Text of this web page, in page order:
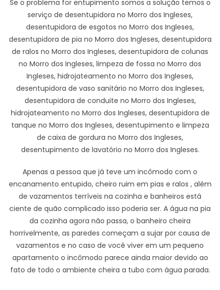
Se o problema for entupimento somos a solução temos o
serviço de desentupidora no Morro dos Ingleses,
desentupidora de esgotos no Morro dos Ingleses,
desentupidora de pia no Morro dos Ingleses, desentupidora
de ralos no Morro dos Ingleses, desentupidora de colunas
no Morro dos Ingleses, limpeza de fossa no Morro dos
Ingleses, hidrojateamento no Morro dos Ingleses,
desentupidora de vaso sanitário no Morro dos Ingleses,
desentupidora de conduite no Morro dos Ingleses,
hidrojateamento no Morro dos Ingleses, desentupidora de
tanque no Morro dos Ingleses, desentupimento e limpeza
de caixa de gordura no Morro dos Ingleses,
desentupimento de lavatório no Morro dos Ingleses.
Apenas a pessoa que já teve um incômodo com o
encanamento entupido, cheiro ruim em pias e ralos , além
de vazamentos terríveis na cozinha e banheiros está
ciente de quão complicado isso poderia ser. A água na pia
da cozinha agora não passa, o banheiro cheira
horrivelmente, as paredes começam a sujar por causa de
vazamentos e no caso de você viver em um pequeno
apartamento o incômodo parece ainda maior devido ao
fato de todo o ambiente cheira a tubo com água parada.